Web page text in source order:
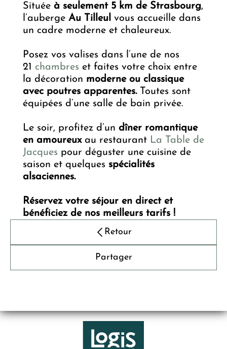
Située à seulement 5 km de Strasbourg,
l’auberge Au Tilleul vous accueille dans
un cadre moderne et chaleureux.
Posez vos valises dans l’une de nos
21 chambres et faites votre choix entre
la décoration moderne ou classique
avec poutres apparentes.Toutes sont
équipées d’une salle de bain privée.
Le soir, profitez d’un dîner romantique
en amoureuxau restaurant La Table de
Jacques pour déguster une cuisine de
saison et quelques spécialités
alsaciennes.
Réservez votre séjour en direct et
bénéficiez de nos meilleurs tarifs !
Retour
Partager